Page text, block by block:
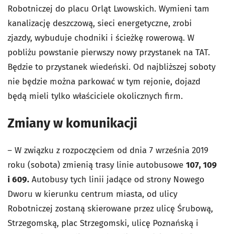
Robotniczej do placu Orląt Lwowskich. Wymieni tam
kanalizację deszczową, sieci energetyczne, zrobi
zjazdy, wybuduje chodniki i ścieżkę rowerową. W
pobliżu powstanie pierwszy nowy przystanek na TAT.
Będzie to przystanek wiedeński. Od najbliższej soboty
nie będzie można parkować w tym rejonie, dojazd
będą mieli tylko właściciele okolicznych firm.
Zmiany w komunikacji
– W związku z rozpoczęciem od dnia 7 września 2019
roku (sobota) zmienią trasy linie autobusowe 107, 109
i 609. Autobusy tych linii jadące od strony Nowego
Dworu w kierunku centrum miasta, od ulicy
Robotniczej zostaną skierowane przez ulicę Śrubową,
Strzegomską, plac Strzegomski, ulicę Poznańską i